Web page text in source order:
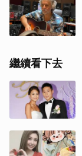
繼續看下去